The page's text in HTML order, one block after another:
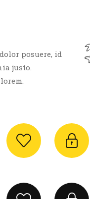
posuere, id
justo.